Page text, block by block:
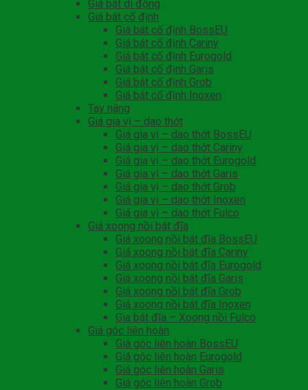
Giá bát di động
Giá bát cố định
Giá bát cố định BossEU
Giá bát cố định Cariny
Giá bát cố định Eurogold
Giá bát cố định Garis
Giá bát cố định Grob
Giá bát cố định Inoxen
Tay nâng
Giá gia vị – dao thớt
Giá gia vị – dao thớt BossEU
Giá gia vị – dao thớt Cariny
Giá gia vị – dao thớt Eurogold
Giá gia vị – dao thớt Garis
Giá gia vị – dao thớt Grob
Giá gia vị – dao thớt Inoxen
Giá gia vị – dao thớt Fulco
Giá xoong nồi bát đĩa
Giá xoong nồi bát đĩa BossEU
Giá xoong nồi bát đĩa Cariny
Giá xoong nồi bát đĩa Eurogold
Giá xoong nồi bát đĩa Garis
Giá xoong nồi bát đĩa Grob
Giá xoong nồi bát đĩa Inoxen
Gia bát đĩa – Xoong nồi Fulco
Giá góc liên hoàn
Giá góc liên hoàn BossEU
Giá góc liên hoàn Eurogold
Giá góc liên hoàn Garis
Giá góc liên hoàn Grob